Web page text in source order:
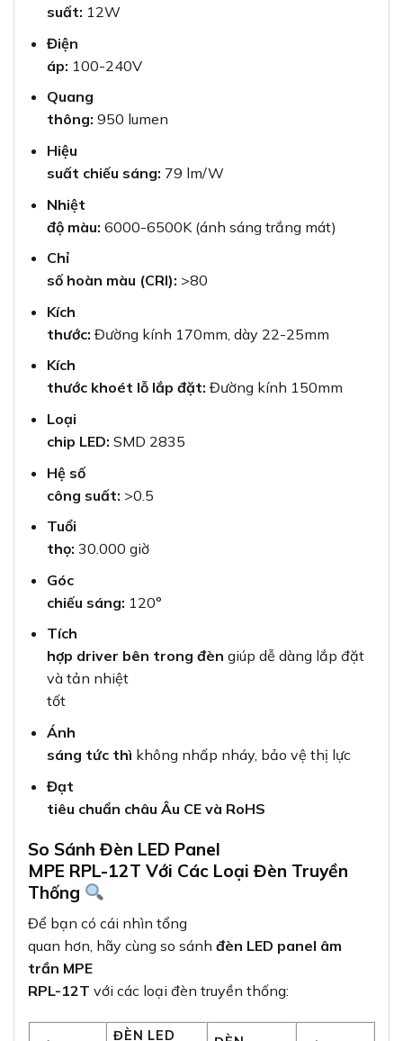
suất: 12W
Điện
áp: 100-240V
Quang
thông: 950 lumen
Hiệu
suất chiếu sáng: 79 lm/W
Nhiệt
độ màu: 6000-6500K (ánh sáng trắng mát)
Chỉ
số hoàn màu (CRI): >80
Kích
thước: Đường kính 170mm, dày 22-25mm
Kích
thước khoét lỗ lắp đặt: Đường kính 150mm
Loại
chip LED: SMD 2835
Hệ số
công suất: >0.5
Tuổi
thọ: 30.000 giờ
Góc
chiếu sáng: 120°
Tích
hợp driver bên trong đèn giúp dễ dàng lắp đặt
và tản nhiệt
tốt
Ánh
sáng tức thì không nhấp nháy, bảo vệ thị lực
Đạt
tiêu chuẩn châu Âu CE và RoHS
So Sánh Đèn LED Panel
MPE RPL-12T Với Các Loại Đèn Truyền
Thống
Để bạn có cái nhìn tổng
quan hơn, hãy cùng so sánh đèn LED panel âm
trần MPE
RPL-12T với các loại đèn truyền thống:
ĐÈN LED